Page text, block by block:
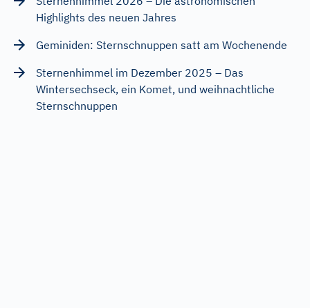
Highlights des neuen Jahres
Geminiden: Sternschnuppen satt am Wochenende
Sternenhimmel im Dezember 2025 – Das
Wintersechseck, ein Komet, und weihnachtliche
Sternschnuppen